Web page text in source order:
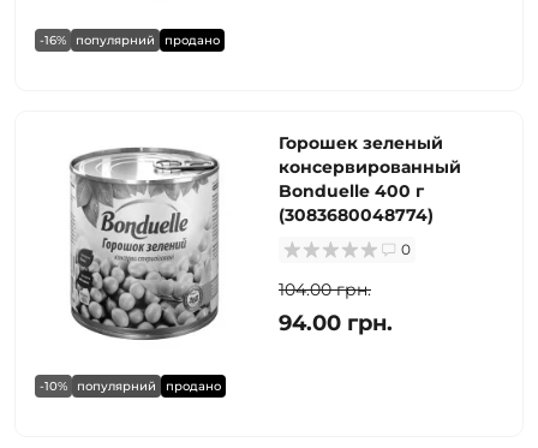
-16% популярний продано
-10% популярний продано
Горошек зеленый
консервированный
Bonduelle 400 г
(3083680048774)
0
104.00 грн.
94.00 грн.